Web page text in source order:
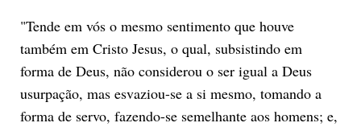
"Tende em vós o mesmo sentimento que houve
também em Cristo Jesus, o qual, subsistindo em
forma de Deus, não considerou o ser igual a Deus
usurpação, mas esvaziou-se a si mesmo, tomando a
forma de servo, fazendo-se semelhante aos homens; e,